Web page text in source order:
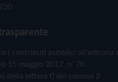
i contributi pubblici all'editoria
15 maggio 2017, n. 70.
della lettera f) del comma 2